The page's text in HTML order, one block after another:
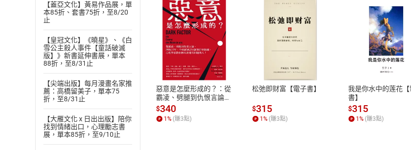
【蓋亞文化】黃易作品展，單
本85折、套書75折，至8/20
止
【皇冠文化】《曉星》、《白
雪公主殺人事件【童話破滅
版】》新書延伸書展，單本
88折，至8/31止
【尖端出版】每月漫畫名家推
薦：高橋留美子，單本75
折，至8/31止
【大雁文化 x 日出出版】陪你
找到情緒出口，心理勵志書
展，單本85折，至9/10止
付款方式
ATM轉帳、信用卡、LINE PAY、AFTEE
退換貨規範
本店是否提供消費者保護
除權合理例外情事適用準
質各有不同規定。詳細退
照各商品說明。
惡意是怎麼形成的？：從
霸凌、劈腿到仇恨言論，
歷時15年、全球超過250
萬筆研究數據，心理學家
教你揪出身邊有問題的
$340
1 % (賺3點)
松弛即财富【電子書】
$315
1 % (賺3點)
我是你水中的莲花【
書】
$315
1 % (賺3點)